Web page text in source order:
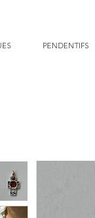
PENDENTIFS